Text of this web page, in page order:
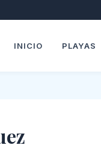
INICIO PLAYAS